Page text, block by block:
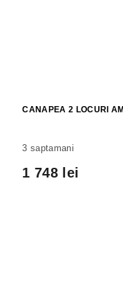
CANAPEA 2 LOCURI
3 saptamani
1 748 lei